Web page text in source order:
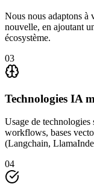
Nous nous adaptons à
nouvelle, en ajoutant
écosystème.
03
Technologies IA
Usage de
workflows, bases
(Langchain,
04